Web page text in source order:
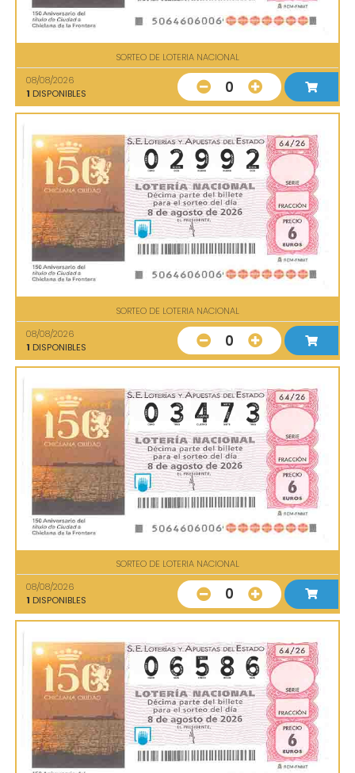
SORTEO DE LOTERIA NACIONAL
08/08/2026
1 DISPONIBLES 0
SORTEO DE LOTERIA NACIONAL
08/08/2026
1 DISPONIBLES 0
SORTEO DE LOTERIA NACIONAL
08/08/2026
1 DISPONIBLES 0